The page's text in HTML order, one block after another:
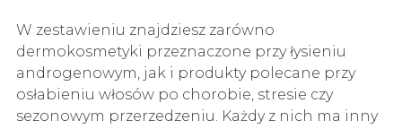
W zestawieniu znajdziesz zarówno
dermokosmetyki przeznaczone przy łysieniu
androgenowym, jak i produkty polecane przy
osłabieniu włosów po chorobie, stresie czy
sezonowym przerzedzeniu. Każdy z nich ma inny